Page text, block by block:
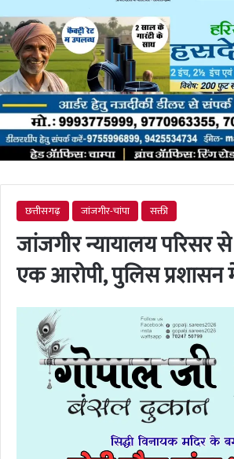
छत्तीसगढ़ जांजगीर-चांपा सक्ती
जांजगीर न्यायालय परिसर
एक आरोपी, पुलिस